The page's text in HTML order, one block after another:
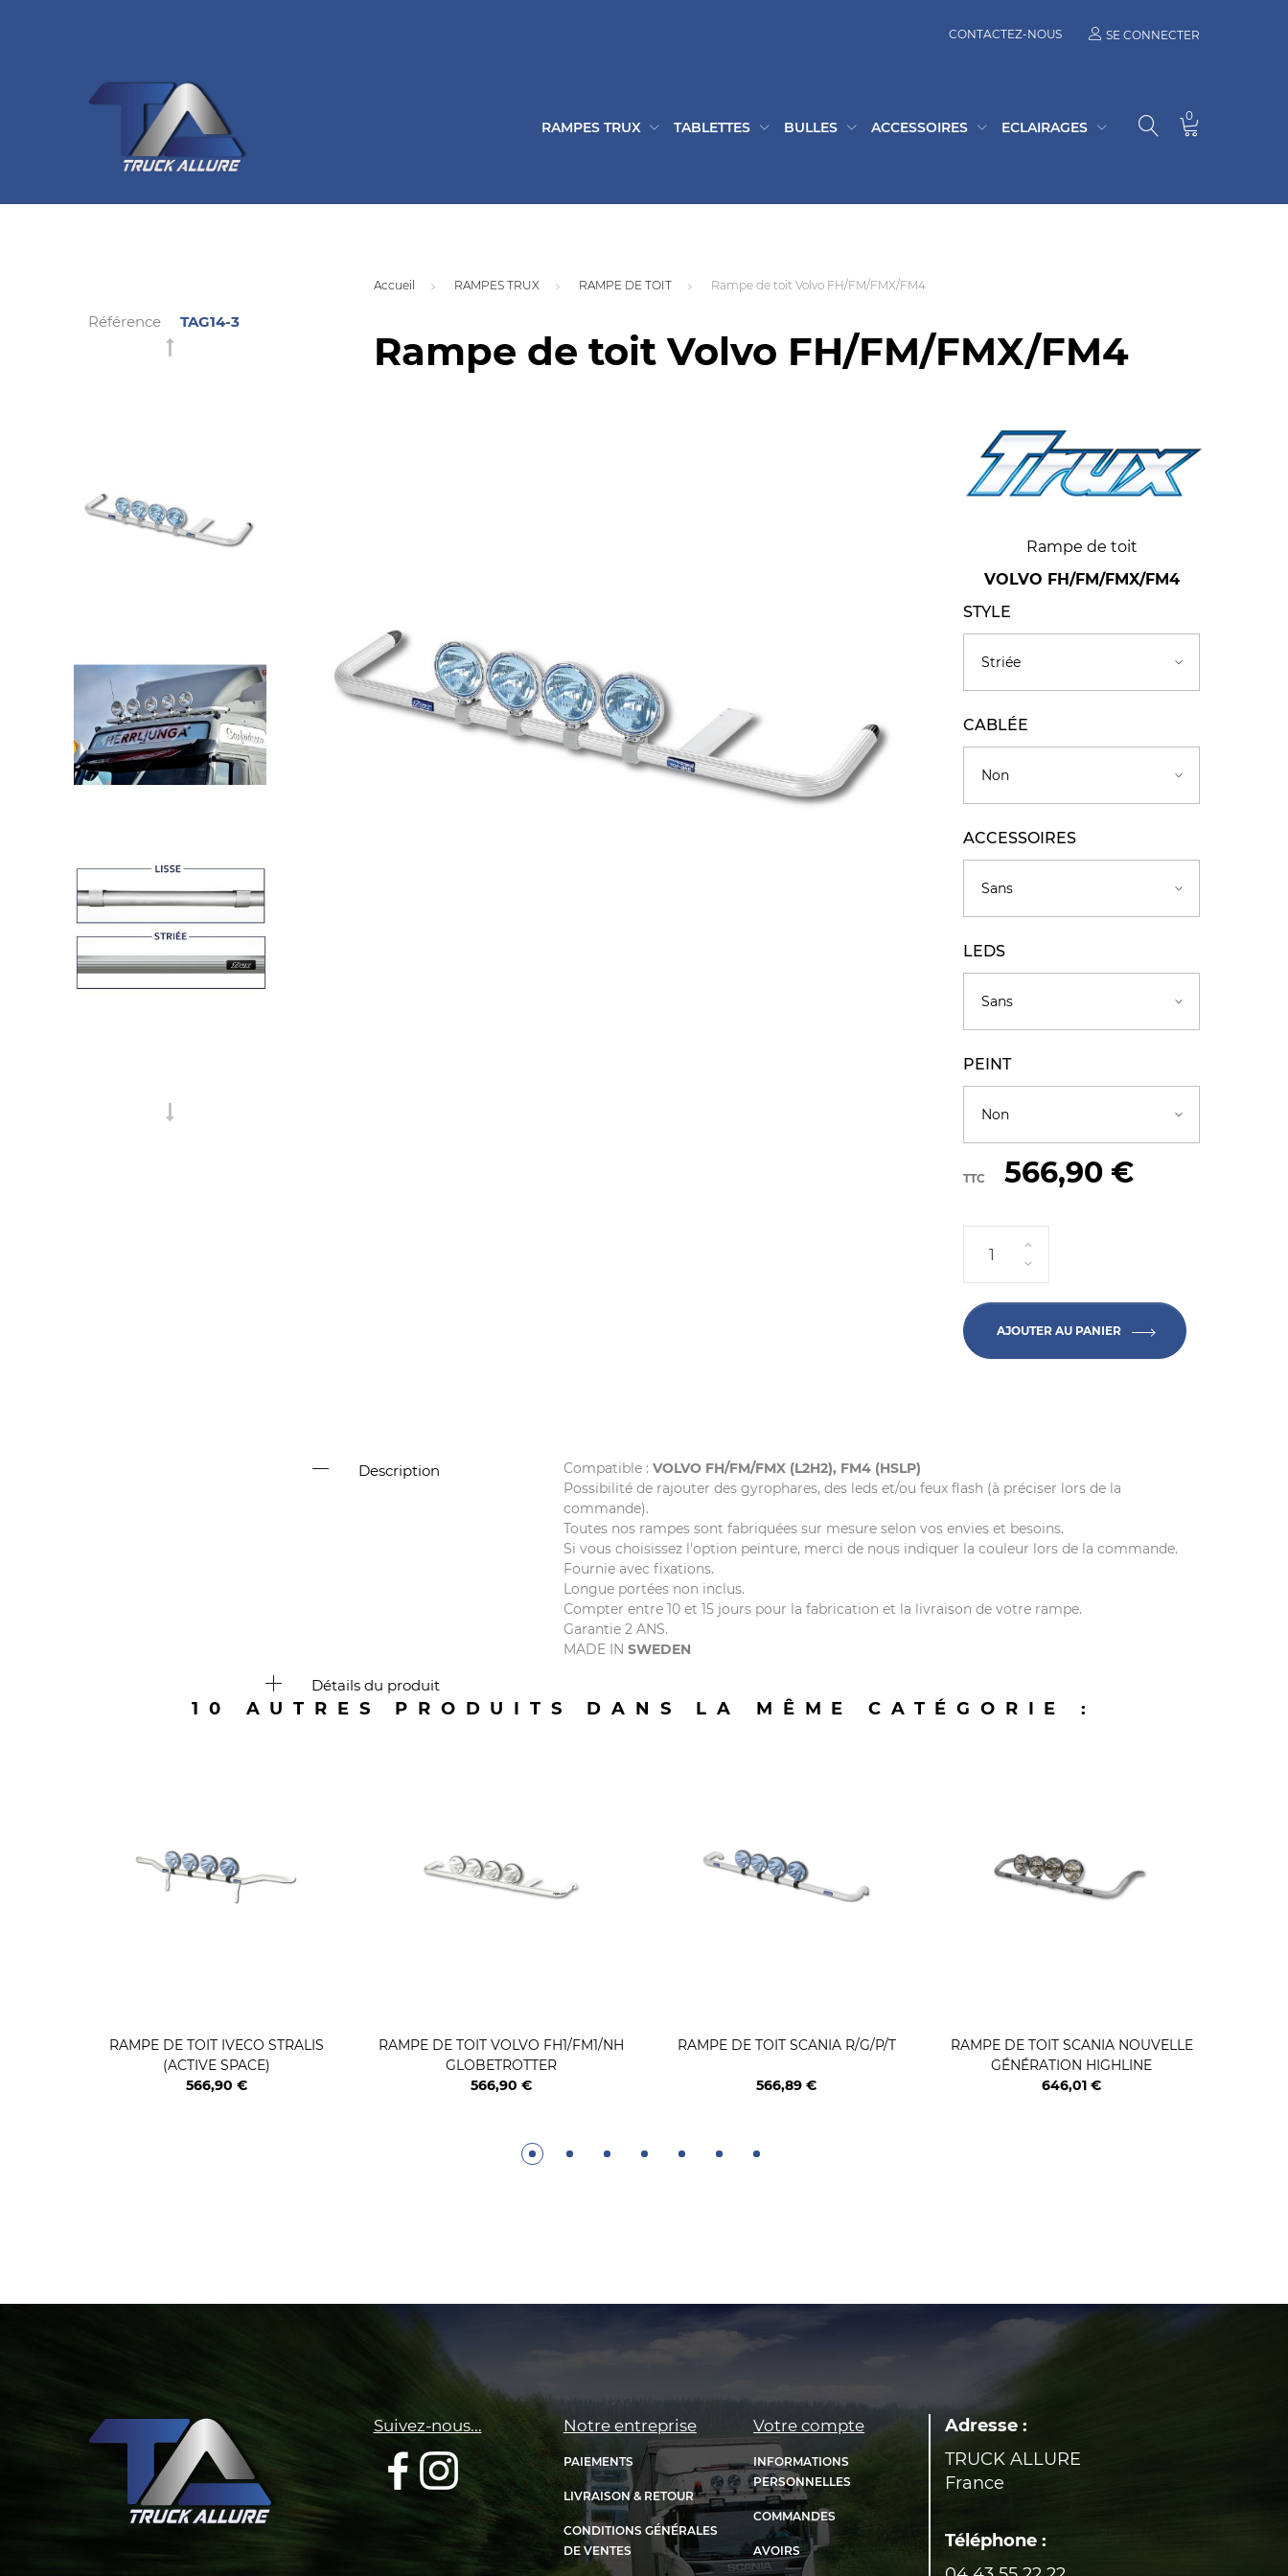
CONTACTEZ-NOUS SE CONNECTER
0
RAMPES TRUX TABLETTES BULLES ACCESSOIRES ECLAIRAGES
Accueil RAMPES TRUX RAMPE DE TOIT Rampe de toit Volvo FH/FM/FMX/FM4
Rampe de toit Volvo FH/FM/FMX/FM4
Référence TAG14-3
Rampe de toit
VOLVO FH/FM/FMX/FM4
STYLE
CABLÉE
ACCESSOIRES
LEDS
PEINT
566,90 €
TTC
AJOUTER AU PANIER
Description Compatible : VOLVO FH/FM/FMX (L2H2), FM4 (HSLP)
Possibilité de rajouter des gyrophares, des leds et/ou feux flash (à préciser lors de la
commande).
Toutes nos rampes sont fabriquées sur mesure selon vos envies et besoins.
Si vous choisissez l'option peinture, merci de nous indiquer la couleur lors de la commande.
Fournie avec fixations.
Longue portées non inclus.
Compter entre 10 et 15 jours pour la fabrication et la livraison de votre rampe.
Garantie 2 ANS.
MADE IN SWEDEN
Détails du produit
10 AUTRES PRODUITS DANS LA MÊME CATÉGORIE :
RAMPE DE TOIT IVECO STRALIS
(ACTIVE SPACE)
Prix
566,90 €
RAMPE DE TOIT VOLVO FH1/FM1/NH
GLOBETROTTER
Prix
566,90 €
RAMPE DE TOIT SCANIA R/G/P/T
Prix
566,89 €
RAMPE DE TOIT SCANIA NOUVELLE
GÉNÉRATION HIGHLINE
Prix
646,01 €
Suivez-nous... Notre entreprise
PAIEMENTS
LIVRAISON & RETOUR
CONDITIONS GÉNÉRALES
DE VENTES
Votre compte
INFORMATIONS
PERSONNELLES
COMMANDES
AVOIRS
Adresse :
TRUCK ALLURE
France
Téléphone :